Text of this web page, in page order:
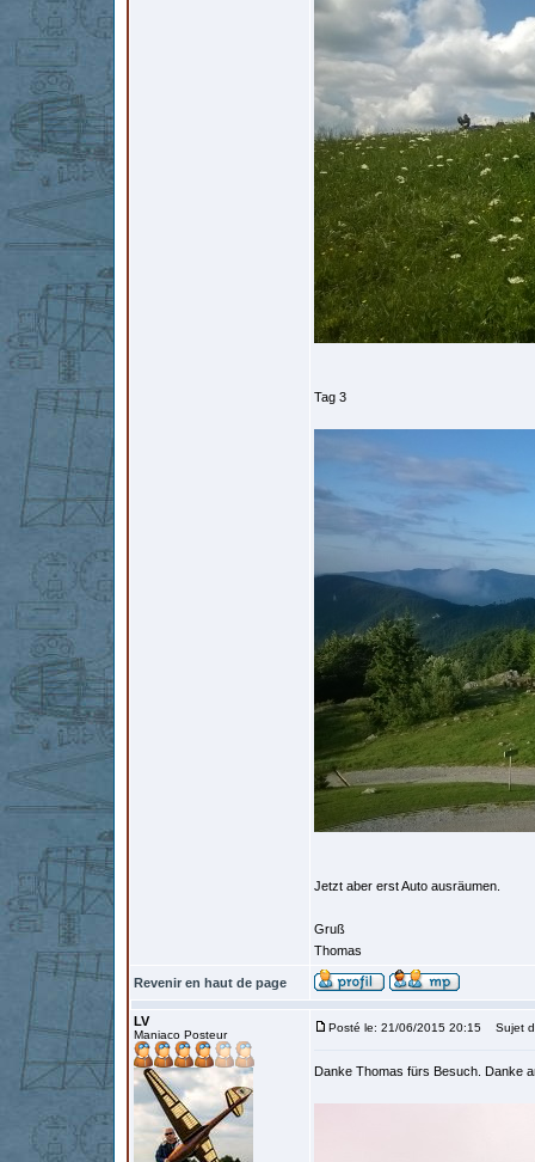
Tag 3
Jetzt aber erst Auto ausräumen.
Gruß
Thomas
Revenir en haut de page
LV
Maniaco Posteur
Posté le: 21/06/2015 20:15 Sujet
Danke Thomas fürs Besuch. Danke